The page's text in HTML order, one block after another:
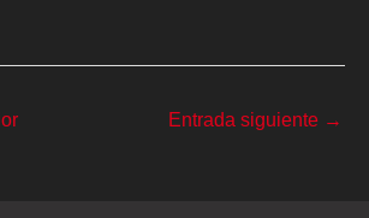
Entrada siguiente →